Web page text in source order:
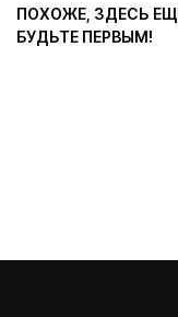
ПОХОЖЕ, ЗДЕСЬ
БУДЬТЕ ПЕРВЫМ!